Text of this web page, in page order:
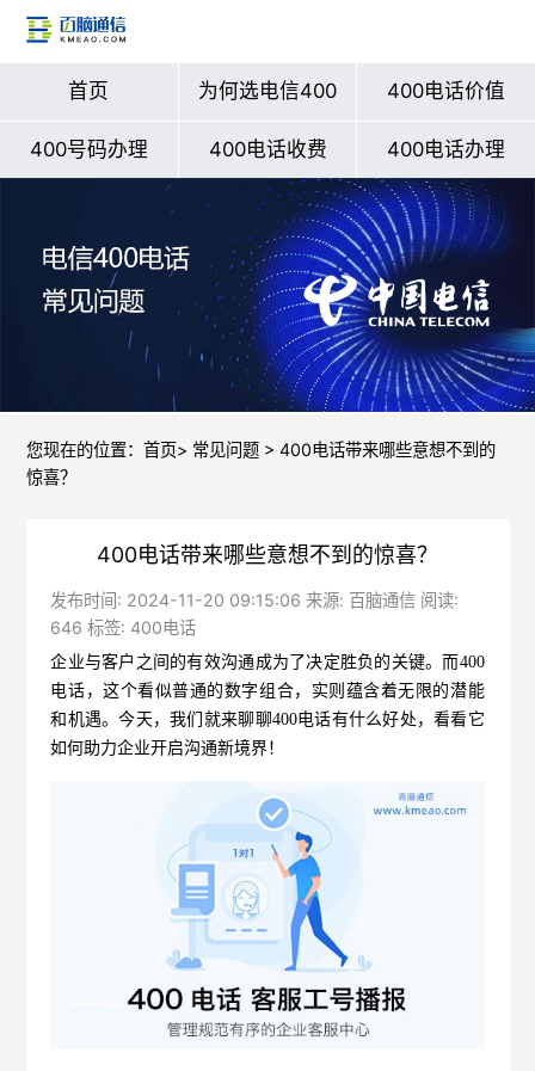
首页 为何选电信400 400电话价值
400号码办理 400电话收费 400电话办理
您现在的位置： 首页> 常见问题> 400电话带来哪些意想不到的
惊喜？
400电话带来哪些意想不到的惊喜？
发布时间: 2024-11-20 09:15:06 来源: 百脑通信 阅读:
646 标签: 400电话
企业与客户之间的有效沟通成为了决定胜负的关键。而400
电话，这个看似普通的数字组合，实则蕴含着无限的潜能
和机遇。今天，我们就来聊聊400电话有什么好处，看看它
如何助力企业开启沟通新境界！